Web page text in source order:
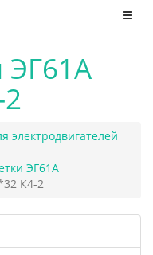
ЭГ61А
электродвигателей
ЭГ61А
К4-2